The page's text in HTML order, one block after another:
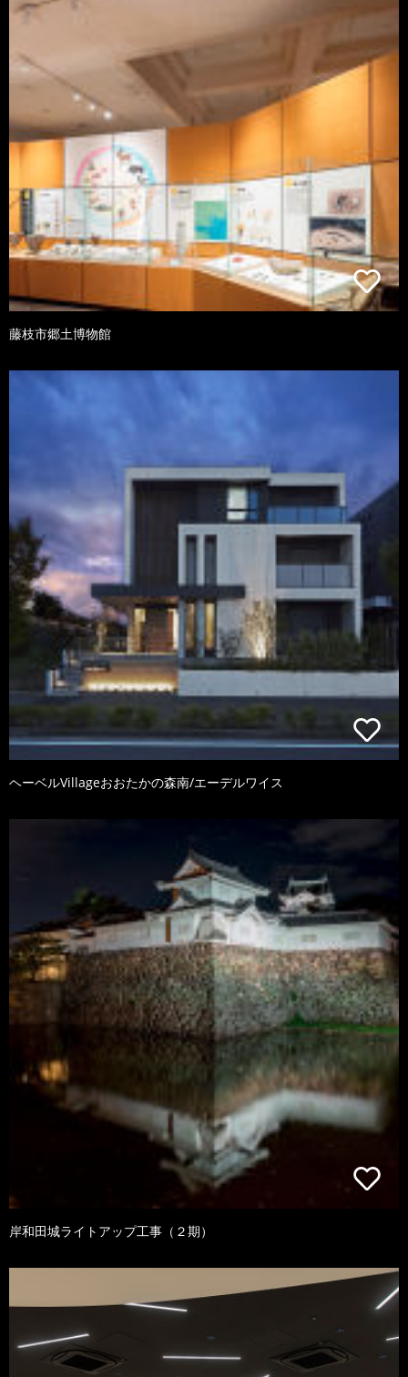
藤枝市郷土博物館
ヘーベルVillageおおたかの森南/エーデルワイス
岸和田城ライトアップ工事（２期）